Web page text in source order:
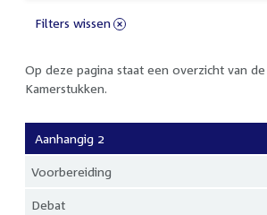
Op deze pagina staat een overzicht van
Kamerstukken.
Aanhangig 2
Voorbereiding
Debat
Filters wissen